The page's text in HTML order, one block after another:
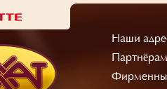
Наши
Партнёрам